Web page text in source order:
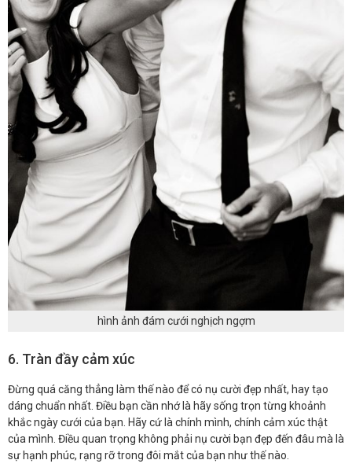
hình ảnh đám cưới nghịch ngợm
6. Tràn đầy cảm xúc
Đừng quá căng thẳng làm thế nào để có nụ cười đẹp nhất, hay tạo
dáng chuẩn nhất. Điều bạn cần nhớ là hãy sống trọn từng khoảnh
khắc ngày cưới của bạn. Hãy cứ là chính mình, chính cảm xúc thật
của mình. Điều quan trọng không phải nụ cười bạn đẹp đến đâu mà là
sự hạnh phúc, rạng rỡ trong đôi mắt của bạn như thế nào.